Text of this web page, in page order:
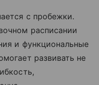
с пробежки.
расписании
и функциональные
развивать не